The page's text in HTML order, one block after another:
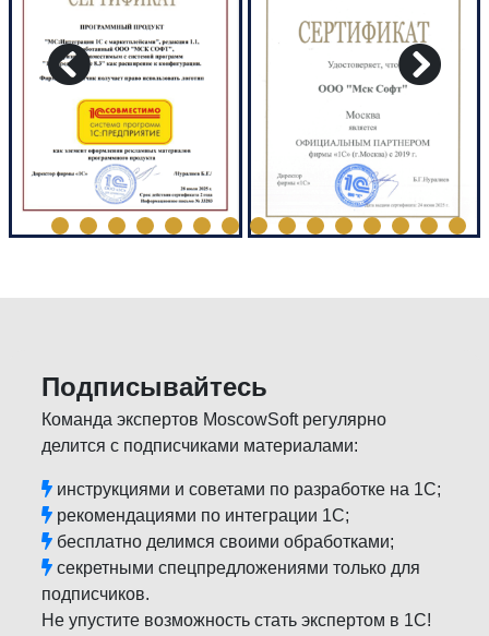
Подписывайтесь
Команда экспертов MoscowSoft регулярно
делится с подписчиками материалами:
инструкциями и советами по разработке на 1С;
рекомендациями по интеграции 1С;
бесплатно делимся своими обработками;
секретными спецпредложениями только для
подписчиков.
Не упустите возможность стать экспертом в 1С!